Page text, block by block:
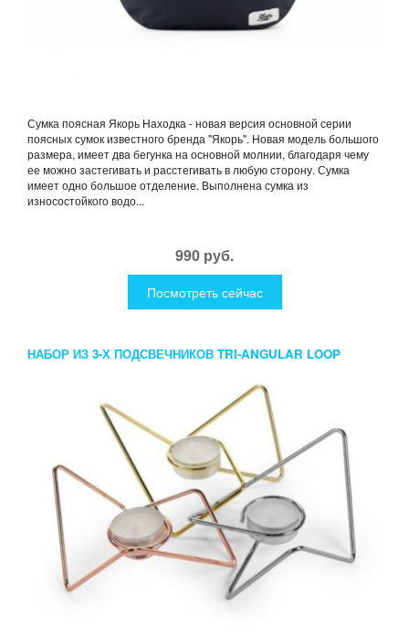
Сумка поясная Якорь Находка - новая версия основной серии
поясных сумок известного бренда "Якорь". Новая модель большого
размера, имеет два бегунка на основной молнии, благодаря чему
ее можно застегивать и расстегивать в любую сторону. Сумка
имеет одно большое отделение. Выполнена сумка из
износостойкого водо...
990 руб.
Посмотреть сейчас
НАБОР ИЗ 3-Х ПОДСВЕЧНИКОВ TRI-ANGULAR LOOP